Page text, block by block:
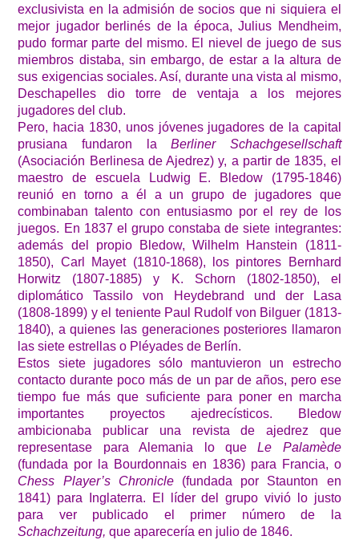
exclusivista en la admisión de socios que ni siquiera el
mejor jugador berlinés de la época, Julius Mendheim,
pudo formar parte del mismo. El nievel de juego de sus
miembros distaba, sin embargo, de estar a la altura de
sus exigencias sociales. Así, durante una vista al mismo,
Deschapelles dio torre de ventaja a los mejores
jugadores del club.
Pero, hacia 1830, unos jóvenes jugadores de la capital
prusiana fundaron laBerliner Schachgesellschaft
(Asociación Berlinesa de Ajedrez) y, a partir de 1835, el
maestro de escuela Ludwig E. Bledow (1795-1846)
reunió en torno a él a un grupo de jugadores que
combinaban talento con entusiasmo por el rey de los
juegos. En 1837 el grupo constaba de siete integrantes:
además del propio Bledow, Wilhelm Hanstein (1811-
1850), Carl Mayet (1810-1868), los pintores Bernhard
Horwitz (1807-1885) y K. Schorn (1802-1850), el
diplomático Tassilo von Heydebrand und der Lasa
(1808-1899) y el teniente Paul Rudolf von Bilguer (1813-
1840), a quienes las generaciones posteriores llamaron
las siete estrellas o Pléyades de Berlín.
Estos siete jugadores sólo mantuvieron un estrecho
contacto durante poco más de un par de años, pero ese
tiempo fue más que suficiente para poner en marcha
importantes proyectos ajedrecísticos. Bledow
ambicionaba publicar una revista de ajedrez que
representase para Alemania lo queLe Palamède
(fundada por la Bourdonnais en 1836) para Francia, o
Chess Player’s Chronicle (fundada por Staunton en
1841) para Inglaterra. El líder del grupo vivió lo justo
para ver publicado el primer número de la
Schachzeitung,que aparecería en julio de 1846.